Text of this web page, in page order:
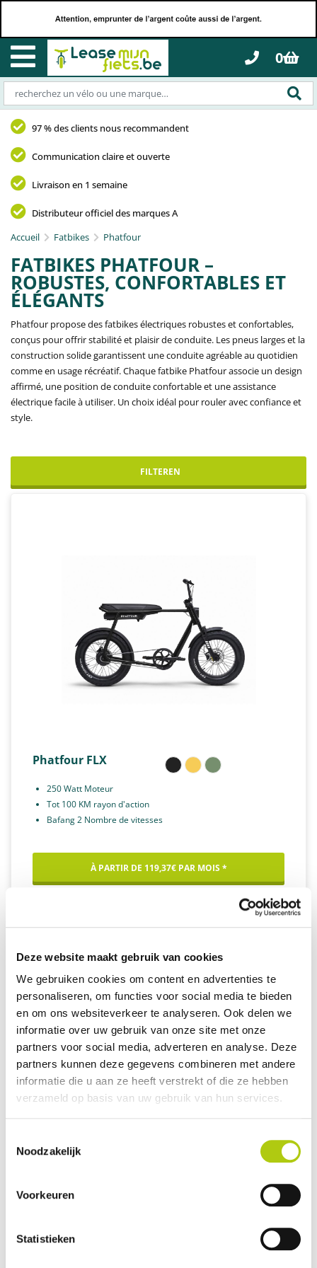
Deze website maakt gebruik van cookies
We gebruiken cookies om content en advertenties te
personaliseren, om functies voor social media te bieden
en om ons websiteverkeer te analyseren. Ook delen we
informatie over uw gebruik van onze site met onze
partners voor social media, adverteren en analyse. Deze
partners kunnen deze gegevens combineren met andere
informatie die u aan ze heeft verstrekt of die ze hebben
verzameld op basis van uw gebruik van hun services.
Noodzakelijk
Voorkeuren
Statistieken
0
97 % des clients nous recommandent
Communication claire et ouverte
Livraison en 1 semaine
Distributeur officiel des marques A
Accueil
Fatbikes Phatfour
FATBIKES PHATFOUR –
ROBUSTES, CONFORTABLES ET
ÉLÉGANTS
Phatfour propose des fatbikes électriques robustes et confortables,
conçus pour offrir stabilité et plaisir de conduite. Les pneus larges et la
construction solide garantissent une conduite agréable au quotidien
comme en usage récréatif. Chaque fatbike Phatfour associe un design
affirmé, une position de conduite confortable et une assistance
électrique facile à utiliser. Un choix idéal pour rouler avec confiance et
style.
FILTEREN
Phatfour FLX
250 Watt Moteur
Tot 100 KM rayon d'action
Bafang 2 Nombre de vitesses
À PARTIR DE 119,37€ PAR MOIS *
Bafang 2 Nombre de vitesses